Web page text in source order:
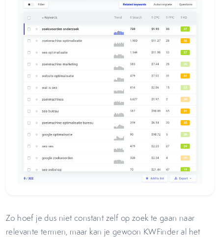
Zo hoef je dus niet constant zelf op zoek te gaan naar
relevante termen, maar kan je gewoon KWFinder al het